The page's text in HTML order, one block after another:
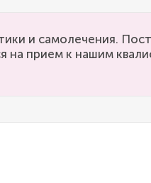
и самолечения.
на прием к нашим